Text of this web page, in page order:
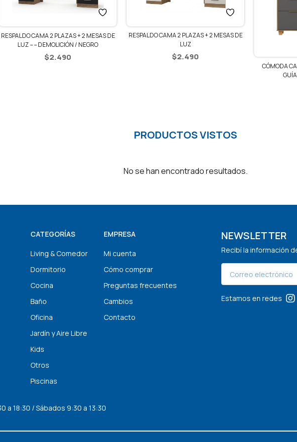
RESPALDO CAMA 2 PLAZAS + 2 MESAS DE
LUZ – – DEMOLICIÓN / NEGRO
$2.490
RESPALDO CAMA 2 PLAZAS + 2 MESAS DE
LUZ
$2.490
CÓMODA
PRODUCTOS VISTOS
No se han encontrado resultados.
CATEGORÍAS
Living & Comedor
Dormitorio
Cocina
Baño
Oficina
Jardín y Aire Libre
Kids
Otros
Piscinas
EMPRESA
Mi cuenta
Cómo comprar
Preguntas frecuentes
Cambios
Contacto
NEWSLETTER
Recibí la información
Estamos en redes
a 18:30 / Sábados 9:30 a 13:30